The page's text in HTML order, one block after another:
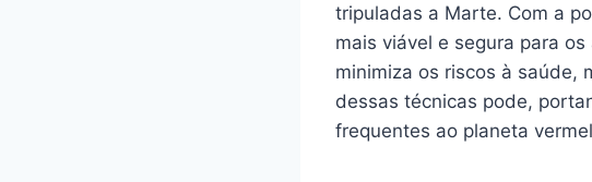
tripuladas a Marte. Com a
mais viável e segura para
minimiza os riscos à saúde,
dessas técnicas pode,
frequentes ao planeta